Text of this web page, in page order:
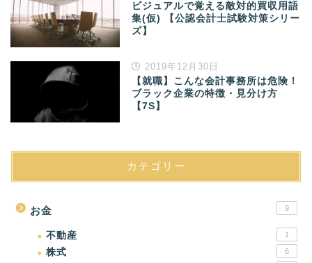
ビジュアルで覚える敵対的買収用語
集(仮) 【公認会計士試験対策シリー
ズ】
2019年12月30日
【就職】こんな会計事務所は危険！
ブラック企業の特徴・見分け方
【7S】
カテゴリー
お金 9
不動産 1
株式 6